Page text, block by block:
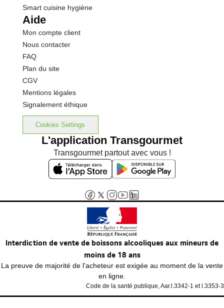
Smart cuisine hygiène
Aide
Mon compte client
Nous contacter
FAQ
Plan du site
CGV
Mentions légales
Signalement éthique
Cookies Settings
L'application Transgourmet
Transgourmet partout avec vous !
Interdiction de vente de boissons alcooliques aux mineurs de
moins de 18 ans
La preuve de majorité de l'acheteur est exigée au moment de la vente
en ligne.
Code de la santé publique, Aar.l.3342-1 et l.3353-3